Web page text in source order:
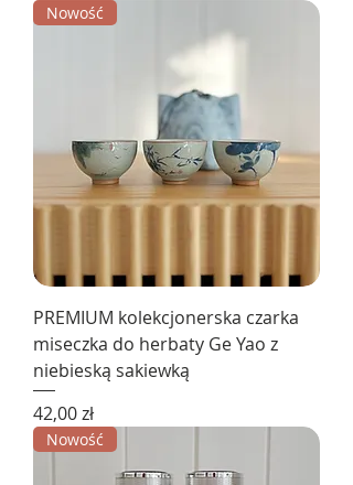
Nowość
PREMIUM kolekcjonerska czarka
miseczka do herbaty Ge Yao z
niebieską sakiewką
Cena
42,00 zł
Nowość